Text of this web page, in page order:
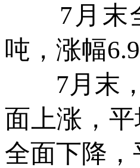
7月末全
吨，涨幅
7月末，
面上涨，
全面下降，